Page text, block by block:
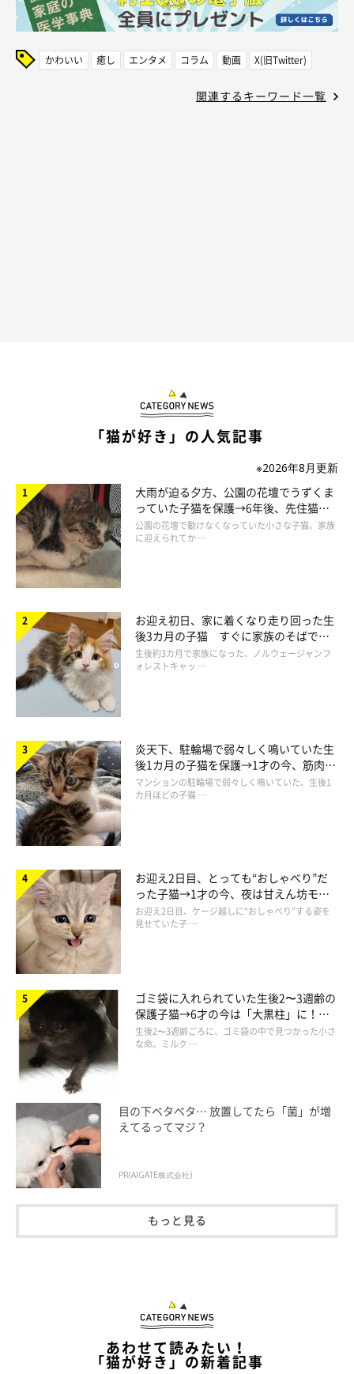
かわいい 癒し エンタメ コラム 動画 X(旧Twitter)
関連するキーワード一覧
「猫が好き」の人気記事
※2026年8月更新
大雨が迫る夕方、公園の花壇でうずくま
っていた子猫を保護→6年後、先住猫
と“姉妹”のような関係に
公園の花壇で動けなくなっていた小さな子猫。家族
に迎えられてか …
お迎え初日、家に着くなり走り回った生
後3カ月の子猫 すぐに家族のそばで落
ち着く姿に「迎えてよかった」
生後約3カ月で家族になった、ノルウェージャンフ
ォレストキャッ …
炎天下、駐輪場で弱々しく鳴いていた生
後1カ月の子猫を保護→1才の今、筋肉質
でツンデレなコに成長
マンションの駐輪場で弱々しく鳴いていた、生後1
カ月ほどの子猫 …
お迎え2日目、とっても“おしゃべり”だ
った子猫→1才の今、夜は甘えん坊モー
ドになるコに成長！
お迎え2日目、ケージ越しに“おしゃべり”する姿を
見せていた子 …
ゴミ袋に入れられていた生後2〜3週齢の
保護子猫→6才の今は「大黒柱」に！
美しい黒猫に成長した姿にグッとくる
生後2〜3週齢ごろに、ゴミ袋の中で見つかった小さ
な命。ミルク …
目の下ベタベタ… 放置してたら「菌」が増
えてるってマジ？
PR(AIGATE株式会社)
もっと見る
あわせて読みたい！
「猫が好き」の新着記事